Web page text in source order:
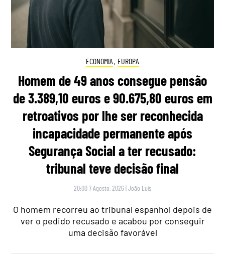
ECONOMIA , EUROPA
Homem de 49 anos consegue pensão
de 3.389,10 euros e 90.675,80 euros em
retroativos por lhe ser reconhecida
incapacidade permanente após
Segurança Social a ter recusado:
tribunal teve decisão final
20:00 7 Agosto, 2026 |João Luís
O homem recorreu ao tribunal espanhol depois de
ver o pedido recusado e acabou por conseguir
uma decisão favorável